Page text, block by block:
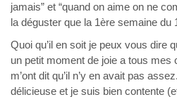
jamais” et “quand on aime on ne
la déguster que la 1ère semaine du
Quoi qu’il en soit je peux vous dire
un petit moment de joie a tous mes
m’ont dit qu’il n’y en avait pas
délicieuse et je suis bien contente